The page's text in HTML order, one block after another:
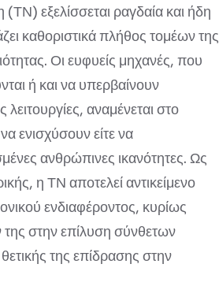
εξελίσσεται ραγδαία και ήδη
καθοριστικά πλήθος τομέων της
Οι ευφυείς μηχανές, που
ή και να υπερβαίνουν
αναμένεται στο
ενισχύσουν είτε να
ανθρώπινες ικανότητες. Ως
η ΤΝ αποτελεί αντικείμενο
ενδιαφέροντος, κυρίως
στην επίλυση σύνθετων
της επίδρασης στην